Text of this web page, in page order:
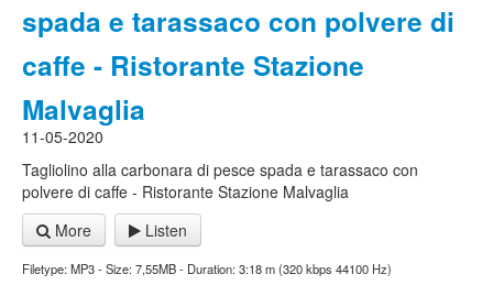
spada e tarassaco con polvere di
caffe - Ristorante Stazione
Malvaglia
11-05-2020
Tagliolino alla carbonara di pesce spada e tarassaco con
polvere di caffe - Ristorante Stazione Malvaglia
More
Listen
Filetype: MP3 - Size: 7,55MB - Duration: 3:18 m (320 kbps 44100 Hz)